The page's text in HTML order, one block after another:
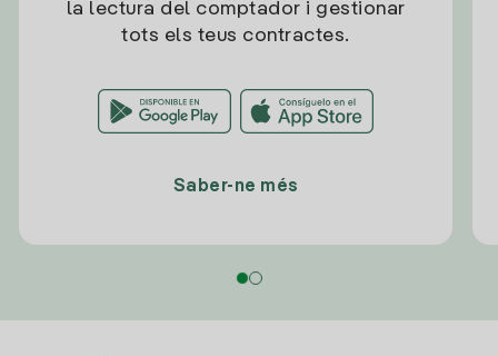
la lectura del comptador i gestionar
tots els teus contractes.
Saber-ne més